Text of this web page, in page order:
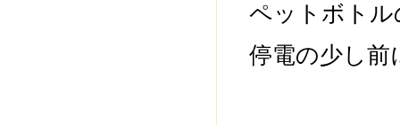
ペットボトル
停電の少し前